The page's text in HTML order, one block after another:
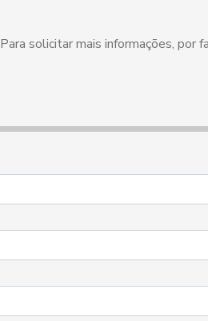
Para solicitar mais informações, por